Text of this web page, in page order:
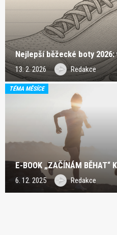
Nejlepší běžecké boty
13. 2. 2026 Redakce
TÉMA MĚSÍCE
E-BOOK „ZAČÍNÁM BĚHAT“
6. 12. 2025 Redakce